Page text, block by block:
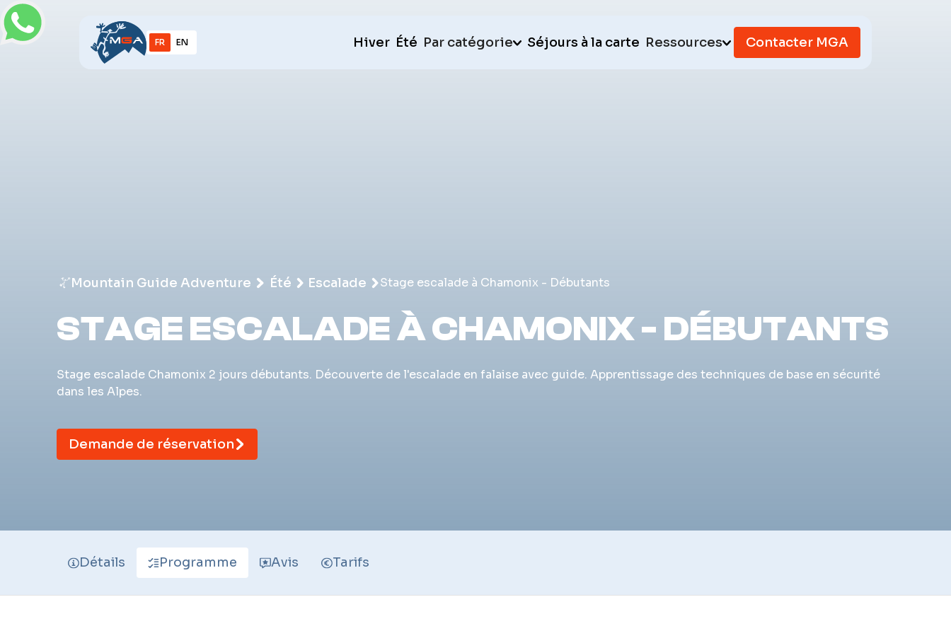
FR EN Hiver Été Par catégorie Séjours à la carte Ressources Contacter MGA
Mountain Guide Adventure Été Escalade Stage escalade à Chamonix - Débutants
STAGE ESCALADE À CHAMONIX - DÉBUTANTS
Stage escalade Chamonix 2 jours débutants. Découverte de l'escalade en falaise avec guide. Apprentissage des techniques de base en sécurité
dans les Alpes.
Demande de réservation
Détails Programme Avis Tarifs